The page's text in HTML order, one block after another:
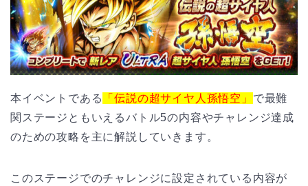
本イベントである 「伝説の超サイヤ人孫悟空」 で最難
関ステージともいえるバトル5の内容やチャレンジ達成
のための攻略を主に解説していきます。
このステージでのチャレンジに設定されている内容が